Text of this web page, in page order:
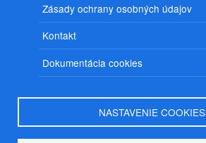
Zásady ochrany osobných údajov
Kontakt
Dokumentácia cookies
NASTAVENIE COOKIES